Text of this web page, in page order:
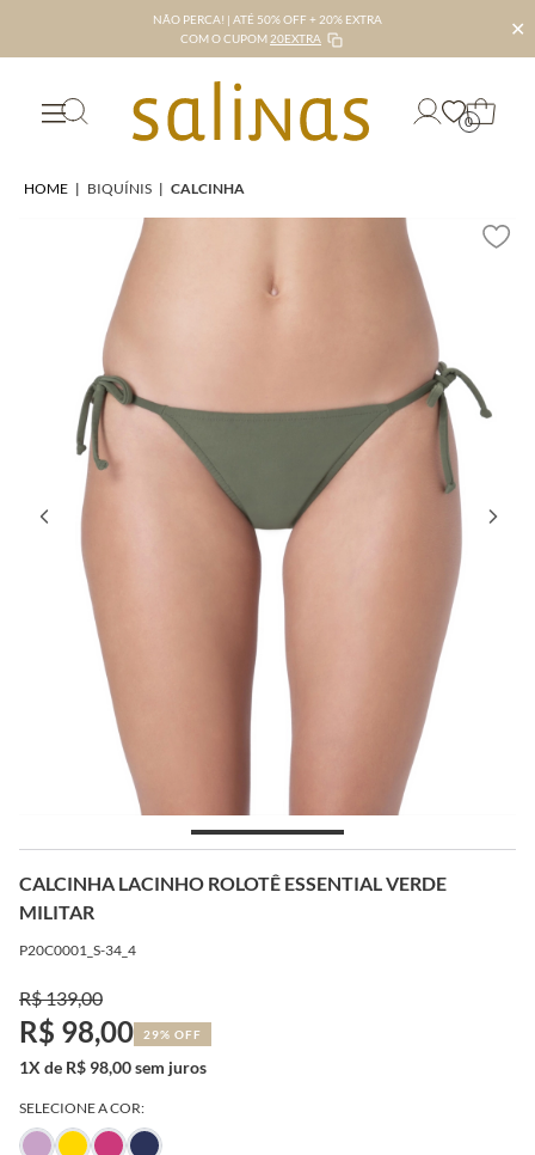
NÃO PERCA! | ATÉ 50% OFF + 20% EXTRA
COM O CUPOM 20EXTRA ✕
0
HOME | BIQUÍNIS | CALCINHA
CALCINHA LACINHO ROLOTÊ ESSENTIAL VERDE
MILITAR
P20C0001_S-34_4
R$ 139,00
R$ 98,00 29% OFF
1X de R$ 98,00 sem juros
SELECIONE A COR: